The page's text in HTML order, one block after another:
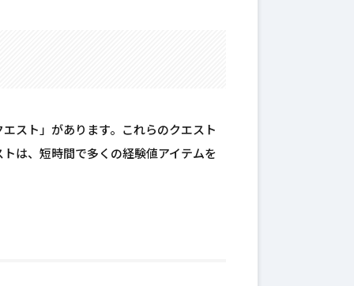
スト」があります。これらのクエスト
は、短時間で多くの経験値アイテムを